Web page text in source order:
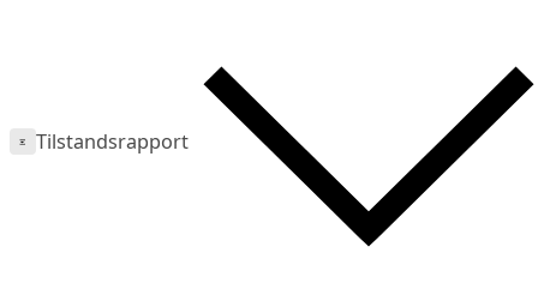
Tilstandsrapport